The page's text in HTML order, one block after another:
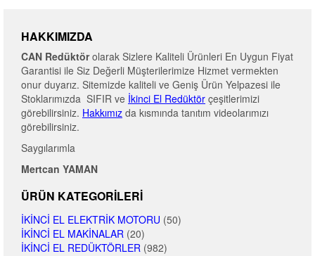
HAKKIMIZDA
CAN Redüktörolarak Sizlere Kaliteli Ürünleri En Uygun Fiyat
Garantisi ile Siz Değerli Müşterilerimize Hizmet vermekten
onur duyarız. Sitemizde kaliteli ve Geniş Ürün Yelpazesi ile
Stoklarımızda SIFIR ve İkinci El Redüktör çeşitlerimizi
görebilirsiniz. Hakkımız da kısmında tanıtım videolarımızı
görebilirsiniz.
Saygılarımla
Mertcan YAMAN
ÜRÜN KATEGORILERI
İKINCI EL ELEKTRIK MOTORU (50)
İKINCI EL MAKINALAR (20)
İKINCI EL REDÜKTÖRLER (982)